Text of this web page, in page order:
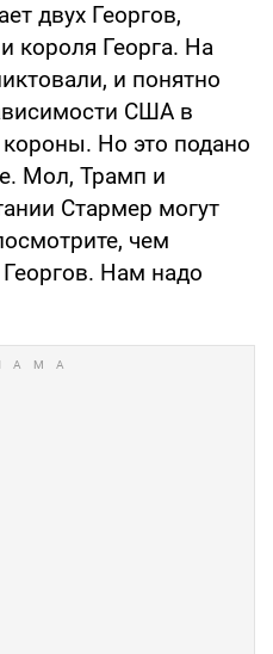
двух Георгов,
короля Георга. На
и понятно
США в
Но это подано
Мол, Трамп и
Стармер могут
чем
Нам надо